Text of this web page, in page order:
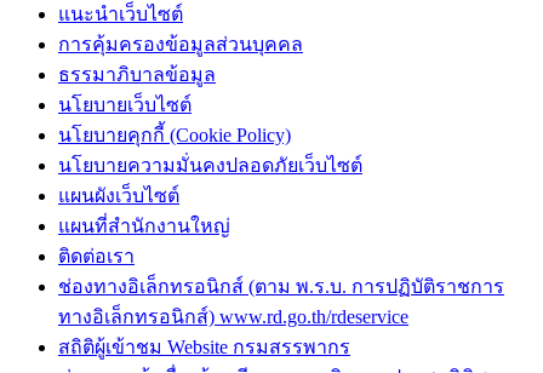
แนะนำเว็บไซต์
การคุ้มครองข้อมูลส่วนบุคคล
ธรรมาภิบาลข้อมูล
นโยบายเว็บไซต์
นโยบายคุกกี้ (Cookie Policy)
นโยบายความมั่นคงปลอดภัยเว็บไซต์
แผนผังเว็บไซต์
แผนที่สำนักงานใหญ่
ติดต่อเรา
ช่องทางอิเล็กทรอนิกส์ (ตาม พ.ร.บ. การปฏิบัติราชการ
ทางอิเล็กทรอนิกส์) www.rd.go.th/rdeservice
สถิติผู้เข้าชม Website กรมสรรพากร